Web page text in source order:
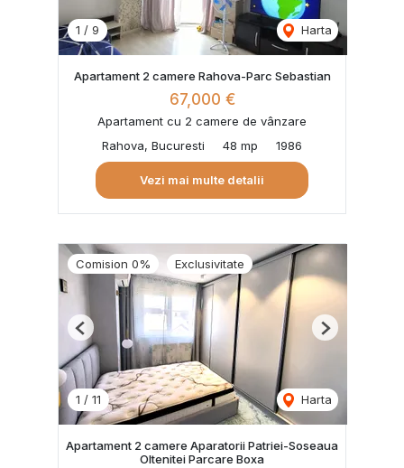
1 / 9 Harta
Apartament 2 camere Rahova-Parc Sebastian
67,000 €
Apartament cu 2 camere de vânzare
Rahova, Bucuresti
48 mp 1986
Vezi mai multe detalii
Comision 0% Exclusivitate
1 / 11 Harta
Previous Next
Apartament 2 camere Aparatorii Patriei-Soseaua
Oltenitei Parcare Boxa